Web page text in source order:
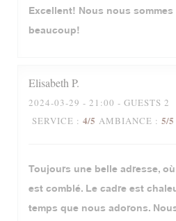
Excellent! Nous nous sommes
beaucoup!
ElisabethP
2024-03-29 - 21:00 - GUESTS 2
SERVICE : 4/5 AMBIANCE : 5/5
Toujours une belle adresse,
est comblé. Le cadre est
temps que nous adorons.